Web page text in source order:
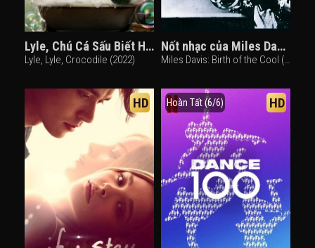
Lyle, Chú Cá Sấu Biết Hát
Lyle, Lyle, Crocodile (2022)
Nốt nhạc của Miles Davis
Miles Davis: Birth of the Cool (2019)
HD Hoàn Tất (6/6) HD